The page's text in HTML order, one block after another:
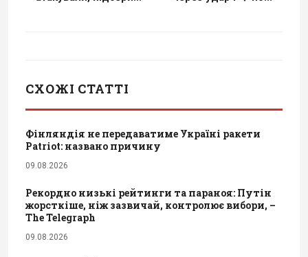
СХОЖІ СТАТТІ
Фінляндія не передаватиме Україні ракети
Patriot: названо причину
09.08.2026
Рекордно низькі рейтинги та параноя: Путін
жорсткіше, ніж зазвичай, контролює вибори, –
The Telegraph
09.08.2026